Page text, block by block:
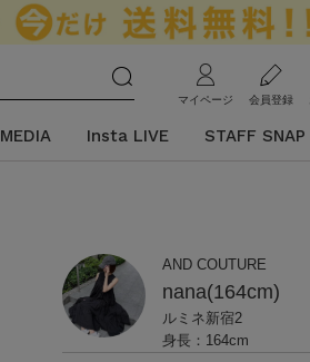
マイページ 会員登録
MEDIA Insta LIVE STAFF SNAP
AND COUTURE
ルミネ新宿2
nana(164cm)
身長：164cm